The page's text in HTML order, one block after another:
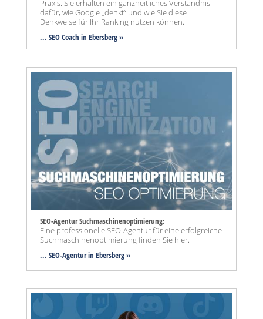
Praxis. Sie erhalten ein ganzheitliches Verständnis
dafür, wie Google „denkt“ und wie Sie diese
Denkweise für Ihr Ranking nutzen können.
... SEO Coach in Ebersberg »
SEO-Agentur Suchmaschinenoptimierung:
Eine professionelle SEO-Agentur für eine erfolgreiche
Suchmaschinenoptimierung finden Sie hier.
... SEO-Agenturin Ebersberg »